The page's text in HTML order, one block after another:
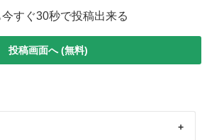
すぐ30秒で投稿出来る
投稿画面へ (無料)